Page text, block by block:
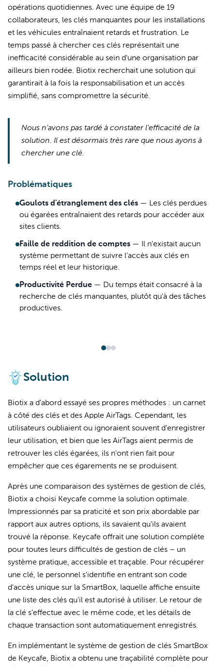
opérations quotidiennes. Avec une équipe de 19
collaborateurs, les clés manquantes pour les installations
et les véhicules entraînaient retards et frustration. Le
temps passé à chercher ces clés représentait une
inefficacité considérable au sein d'une organisation par
ailleurs bien rodée. Biotix recherchait une solution qui
garantirait à la fois la responsabilisation et un accès
simplifié, sans compromettre la sécurité.
Nous n'avons pas tardé à constater l'efficacité de la
solution. Il est désormais très rare que nous ayons à
chercher une clé.
Problématiques
Goulots d'étranglement des clés — Les clés perdues
ou égarées entraînaient des retards pour accéder aux
sites clients.
Faille de reddition de comptes —
Il n'existait aucun
système permettant de suivre l'accès aux clés en
temps réel et leur historique.
Productivité Perdue — Du temps était consacré à la
recherche de clés manquantes, plutôt qu'à des tâches
productives.
Solution
Biotix a d'abord essayé ses propres méthodes : un carnet
à côté des clés et des Apple AirTags. Cependant, les
utilisateurs oubliaient ou ignoraient souvent d'enregistrer
leur utilisation, et bien que les AirTags aient permis de
retrouver les clés égarées, ils n'ont rien fait pour
empêcher que ces égarements ne se produisent.
Après une comparaison des systèmes de gestion de clés,
Biotix a choisi Keycafe comme la solution optimale.
Impressionnés par sa praticité et son prix abordable par
rapport aux autres options, ils savaient qu'ils avaient
trouvé la réponse. Keycafe offrait une solution complète
pour toutes leurs difficultés de gestion de clés – un
système pratique, accessible et traçable. Pour récupérer
une clé, le personnel s'identifie en entrant son code
d'accès unique sur la SmartBox, laquelle affiche ensuite
une liste des clés qu'il est autorisé à utiliser. Le retour de
la clé s'effectue avec le même code, et les détails de
chaque transaction sont automatiquement enregistrés.
En implémentant le système de gestion de clés SmartBox
de Keycafe, Biotix a obtenu une traçabilité complète pour